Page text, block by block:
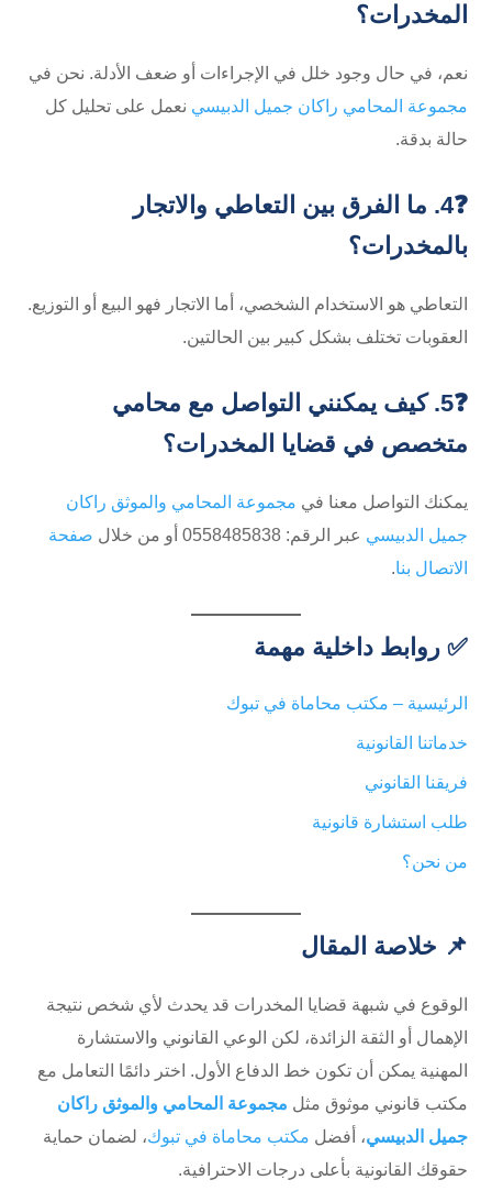
المخدرات؟
نعم، في حال وجود خلل في الإجراءات أو ضعف الأدلة. نحن في
مجموعة المحامي راكان جميل الدبيسي نعمل على تحليل كل
حالة بدقة.
❓4. ما الفرق بين التعاطي والاتجار
بالمخدرات؟
التعاطي هو الاستخدام الشخصي، أما الاتجار فهو البيع أو التوزيع.
العقوبات تختلف بشكل كبير بين الحالتين.
❓5. كيف يمكنني التواصل مع محامي
متخصص في قضايا المخدرات؟
يمكنك التواصل معنا في مجموعة المحامي والموثق راكان
جميل الدبيسي عبر الرقم: ⁦0558485838⁩ أو من خلال
صفحة
الاتصال بنا.
✅ روابط داخلية مهمة
الرئيسية – مكتب محاماة في تبوك
خدماتنا القانونية
فريقنا القانوني
طلب استشارة قانونية
من نحن؟
📌 خلاصة المقال
الوقوع في شبهة قضايا المخدرات قد يحدث لأي شخص نتيجة
الإهمال أو الثقة الزائدة، لكن الوعي القانوني والاستشارة
المهنية يمكن أن تكون خط الدفاع الأول. اختر دائمًا التعامل مع
مكتب قانوني موثوق مثل مجموعة المحامي والموثق راكان
جميل الدبيسي، أفضل مكتب محاماة في تبوك، لضمان حماية
حقوقك القانونية بأعلى درجات الاحترافية.